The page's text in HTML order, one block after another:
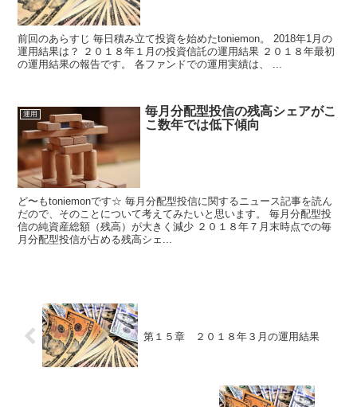
前回のあらすじ 毎日積み立て投資を始めたtoniemon。 2018年1月の
運用結果は？ ２０１８年１月の投資信託の運用結果 ２０１８年最初
の運用結果の報告です。 各ファンドでの運用実績は、 ...
運用
毎月分配型投信の残高シェアがこ
こ数年では低下傾向
ど〜もtoniemonです☆ 毎月分配型投信に関するニュース記事を読ん
だので、そのことについて考えてみたいと思います。 毎月分配型投
信の純資産総額（残高）が大きく減少 ２０１８年７月末時点での毎
月分配型投信が占める残高シェ...
第１５章 ２０１８年３月の運用結果